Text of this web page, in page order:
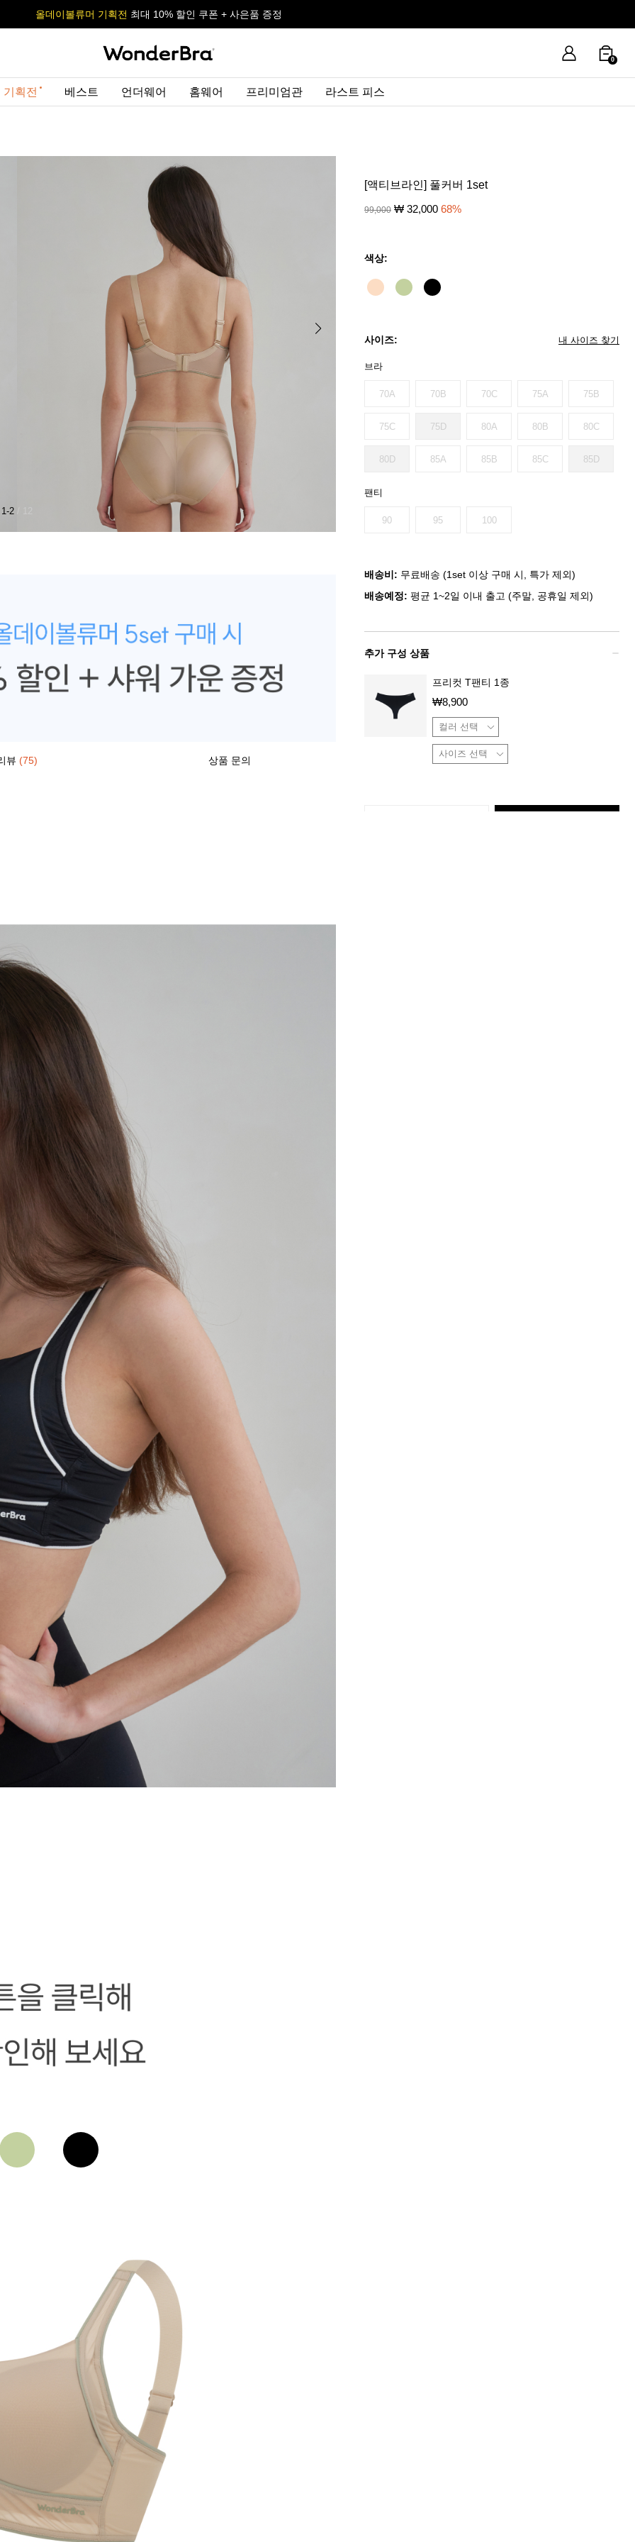
사이즈 무료 교환 서비스
올데이볼류머 기획전 최대 10% 할인 쿠폰 + 사은품 증정
사이즈 무료 교환 서비스
올데이볼류머 기획전 최대 10% 할인 쿠폰 + 사은품 증정
0
획전 베스트 언더웨어 홈웨어 프리미엄관 라스트 피스
1-2
뷰 (75) 상품 문의
[액티브라인] 풀커버 1set
99,000 ₩ 32,000 68%
색상:
사이즈: 내 사이즈 찾기
브라
70A 70B 70C 75A 75B
75C 75D 80A 80B 80C
80D 85A 85B 85C 85D
팬티
90 95 100
배송비: 무료배송 (1set 이상 구매 시, 특가 제외)
배송예정: 평균 1~2일 이내 출고 (주말, 공휴일 제외)
추가 구성 상품
프리컷 T팬티 1종
₩8,900